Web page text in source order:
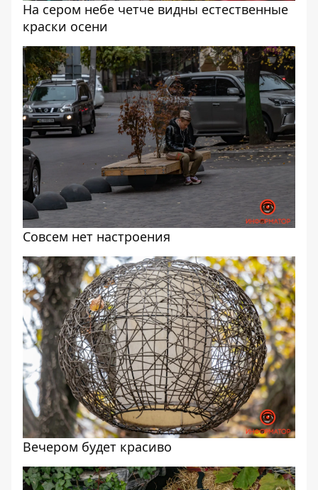
На сером небе четче видны естественные
краски осени
Совсем нет настроения
Вечером будет красиво